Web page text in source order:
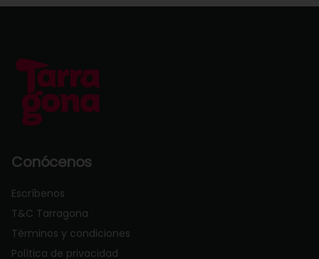
Conócenos
Escríbenos
T&C Tarragona
Términos y condiciones
Política de privacidad